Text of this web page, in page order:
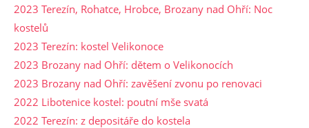
2023 Terezín, Rohatce, Hrobce, Brozany nad Ohří: Noc
kostelů
2023 Terezín: kostel Velikonoce
2023 Brozany nad Ohří: dětem o Velikonocích
2023 Brozany nad Ohří: zavěšení zvonu po renovaci
2022 Libotenice kostel: poutní mše svatá
2022 Terezín: z depositáře do kostela